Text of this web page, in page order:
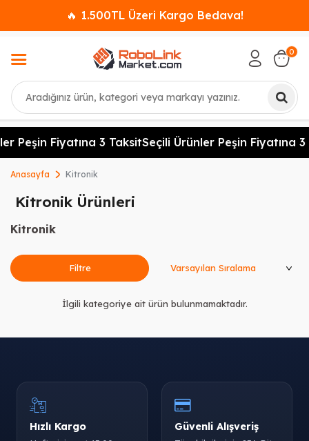
🔥 1.500TL Üzeri Kargo Bedava!
Ara
0
Peşin Fiyatına 3 TaksitSeçili Ürünler Peşin Fiyatına 3
Anasayfa Kitronik
Kitronik Ürünleri
Kitronik
Filtre
İlgili kategoriye ait ürün bulunmamaktadır.
Hızlı Kargo Güvenli Alışveriş